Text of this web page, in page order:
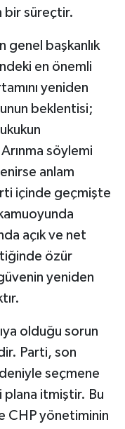
bir süreçtir.
genel başkanlık
en önemli
yeniden
beklentisi;
söylemi
anlam
içinde geçmişte
açık ve net
özür
yeniden
olduğu sorun
Parti, son
seçmene
plana itmiştir. Bu
CHP yönetiminin